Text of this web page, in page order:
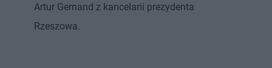
Artur Gernand z kancelarii prezydenta
Rzeszowa.